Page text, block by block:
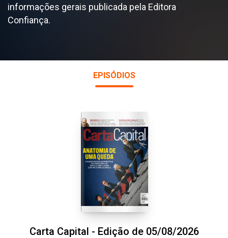
informações gerais publicada pela Editora
Confiança.
EPISÓDIOS
Carta Capital - Edição de 05/08/2026